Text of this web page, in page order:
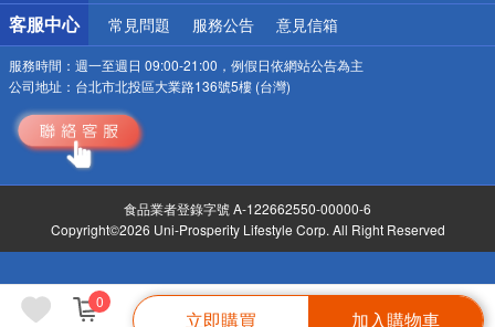
0
立即購買 加入購物車
客服中心 常見問題 服務公告 意見信箱
服務時間： 週一至週日 09:00-21:00，例假日依網站公告為主
公司地址： 台北市北投區大業路136號5樓 (台灣)
食品業者登錄字號 A-122662550-00000-6
Copyright©2026 Uni-Prosperity Lifestyle Corp. All Right Reserved